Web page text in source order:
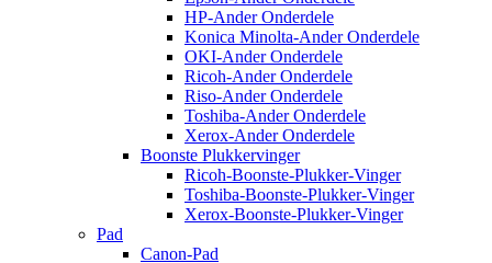
HP-Ander Onderdele
Konica Minolta-Ander Onderdele
OKI-Ander Onderdele
Ricoh-Ander Onderdele
Riso-Ander Onderdele
Toshiba-Ander Onderdele
Xerox-Ander Onderdele
Boonste Plukkervinger
Ricoh-Boonste-Plukker-Vinger
Toshiba-Boonste-Plukker-Vinger
Xerox-Boonste-Plukker-Vinger
Pad
Canon-Pad